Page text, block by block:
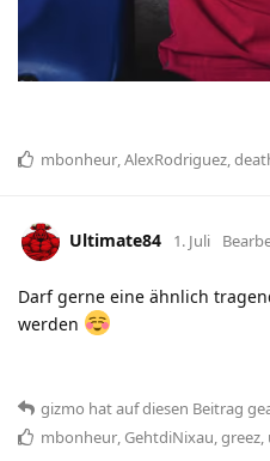
mbonheur,AlexRodriguez,
Ultimate84 1. Juli
Darf gerne eine ähnlich
werden
gizmo hatauf diesen Beitrag
mbonheur, GehtdiNixau,greez,